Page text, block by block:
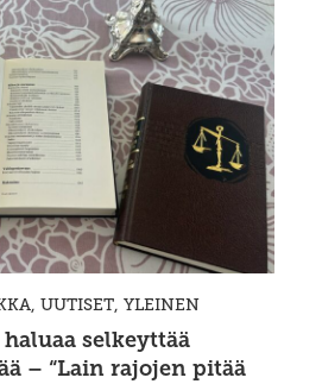
, UUTISET, YLEINEN
selkeyttää
– “Lain rajojen pitää